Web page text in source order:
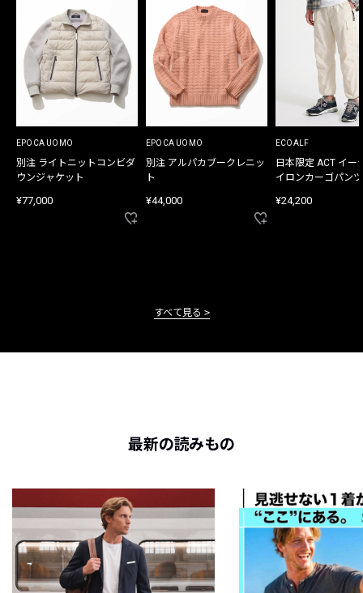
EPOCA UOMO
別注 ライトニットコンビダ
ウンジャケット
¥77,000
EPOCA UOMO
別注 アルパカブークレニッ
ト
¥44,000
ECOALF
日本限定 ACT イー
イロンカーゴパンツ
¥24,200
すべて見る
最新の読みもの